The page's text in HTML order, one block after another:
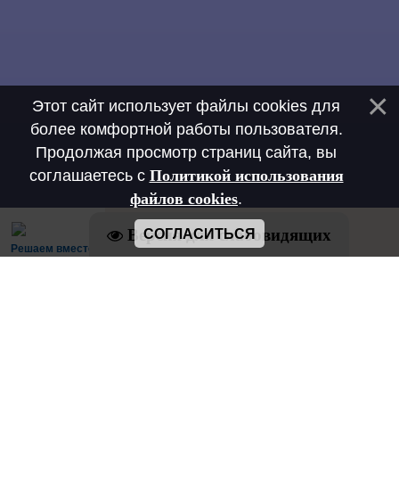
Версия для слабовидящих
Решаем вместе
Этот сайт использует файлы cookies для
более комфортной работы пользователя.
Продолжая просмотр страниц сайта, вы
соглашаетесь с Политикой использования
файлов cookies.
СОГЛАСИТЬСЯ